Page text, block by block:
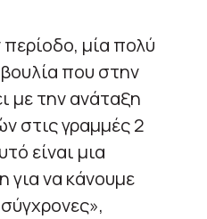
μία πολύ
που στην
με την ανάταξη
στις γραμμές 2
είναι μια
για να κάνουμε